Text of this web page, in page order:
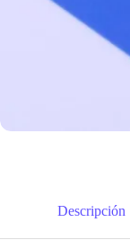
Descripción